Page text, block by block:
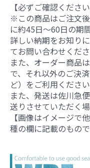
【必ずご確認ください
※この商品はご注文
に約45日～60日の期
詳しい納期をお知り
てお問い合わせくださ
また、オーダー商品
で、それ以外のご決
ど）をご利用ください
また、発送は佐川急
送りさせていただく
【画像はイメージで
種の欄に記載のもので